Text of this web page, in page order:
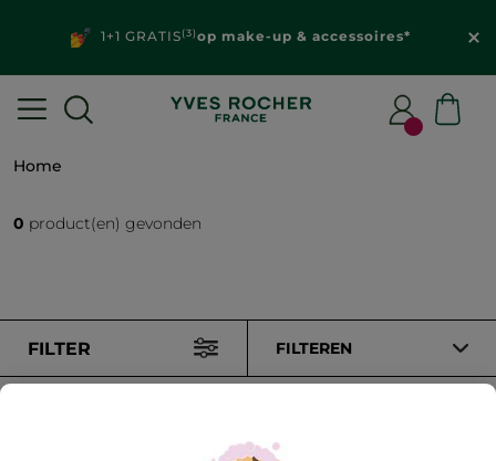
1+1 GRATIS(3)op make-up & accessoires*
Home
0 product(en) gevonden
FILTER FILTEREN